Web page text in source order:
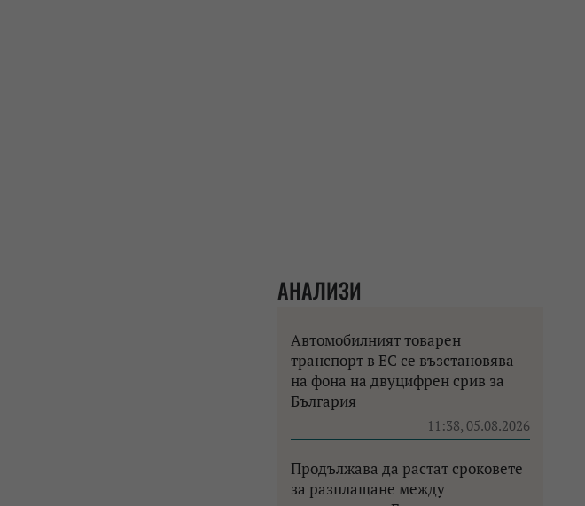
АНАЛИЗИ
Автомобилният товарен
транспорт в ЕС се възстановява
на фона на двуцифрен срив за
България
11:38, 05.08.2026
Продължава да растат сроковете
за разплащане между